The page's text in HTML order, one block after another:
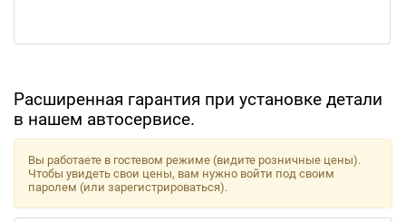
Расширенная гарантия при установке детали
в нашем автосервисе.
Вы работаете в гостевом режиме (видите розничные цены).
Чтобы увидеть свои цены, вам нужно войти под своим
паролем (или зарегистрироваться).